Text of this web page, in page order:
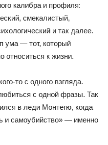
калибра и профиля:
смекалистый,
и так далее.
ума — тот, который
относиться к жизни.
то с одного взгляда.
с одной фразы. Так
в леди Монтегю, когда
и самоубийство» — именно